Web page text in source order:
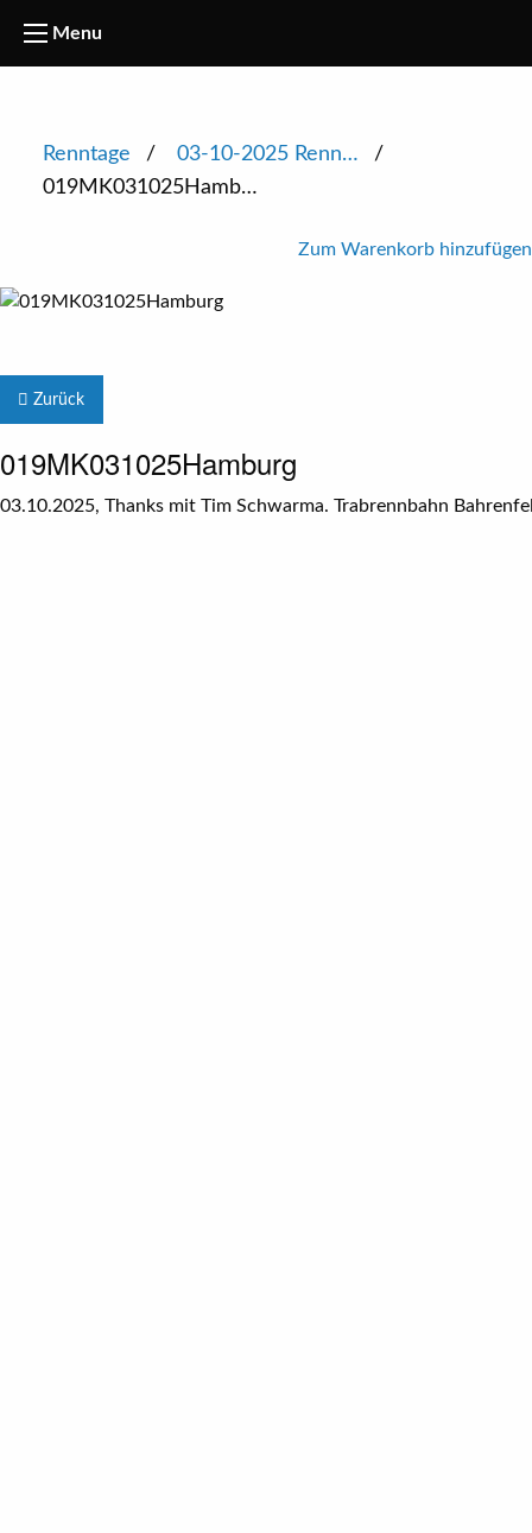
Menu
Renntage
03-10-2025 Renn…
019MK031025Hamb…
Zum Warenkorb hinzufügen
Zurück
019MK031025Hamburg
03.10.2025, Thanks mit Tim Schwarma. Trabrennbahn